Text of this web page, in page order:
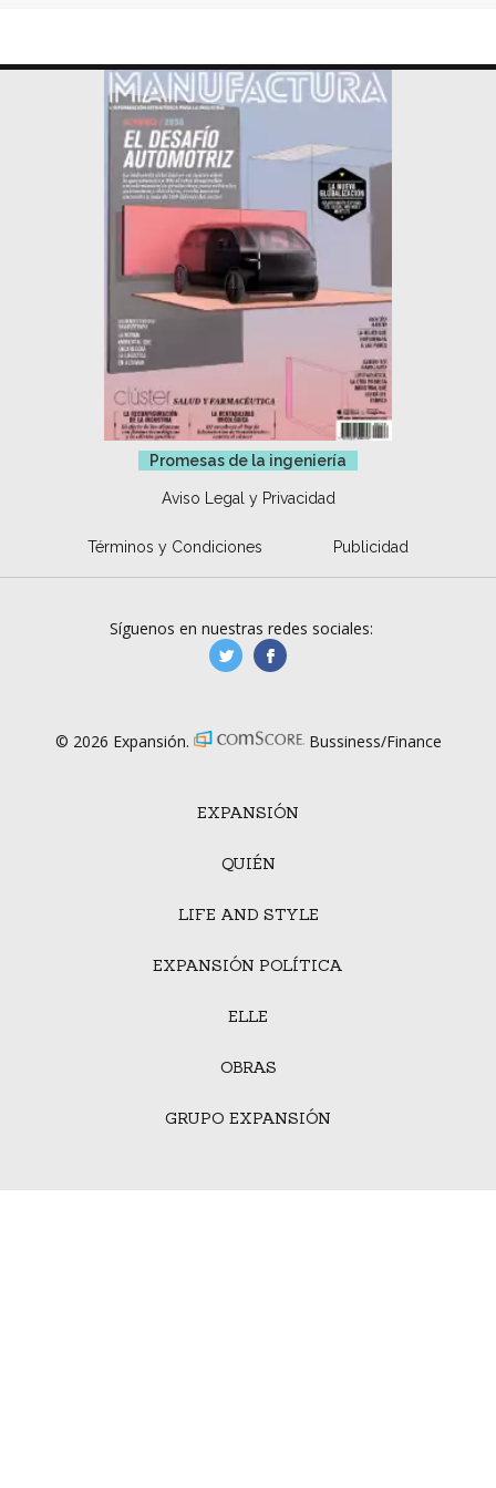
Promesas de la ingeniería
Aviso Legal y Privacidad
Términos y Condiciones Publicidad
EXPANSIÓN
QUIÉN
LIFE AND STYLE
EXPANSIÓN POLÍTICA
ELLE
OBRAS
GRUPO EXPANSIÓN
Síguenos en nuestras redes sociales:
manufacturaGE
© 2026 Expansión. Bussiness/Finance